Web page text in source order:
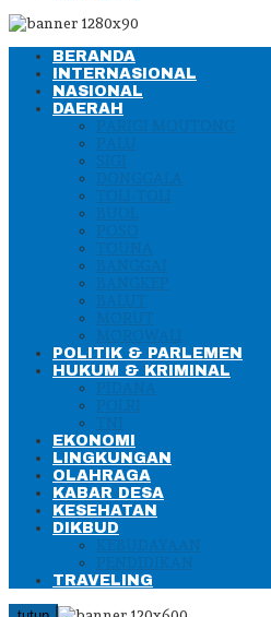
BERANDA
INTERNASIONAL
NASIONAL
DAERAH
PARIGI MOUTONG
PALU
SIGI
DONGGALA
TOLI-TOLI
BUOL
POSO
TOUNA
BANGGAI
BANGKEP
BALUT
MORUT
MOROWALI
POLITIK & PARLEMEN
HUKUM & KRIMINAL
PIDANA
POLRI
TNI
EKONOMI
LINGKUNGAN
OLAHRAGA
KABAR DESA
KESEHATAN
DIKBUD
KEBUDAYAAN
PENDIDIKAN
TRAVELING